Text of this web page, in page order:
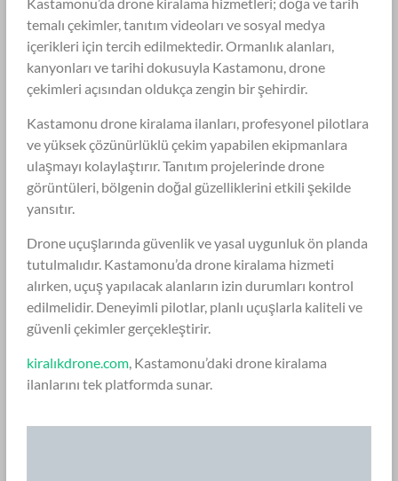
temalı çekimler, tanıtım videoları ve sosyal medya
içerikleri için tercih edilmektedir. Ormanlık alanları,
kanyonları ve tarihi dokusuyla Kastamonu, drone
çekimleri açısından oldukça zengin bir şehirdir.
Kastamonu drone kiralama ilanları, profesyonel pilotlara
ve yüksek çözünürlüklü çekim yapabilen ekipmanlara
ulaşmayı kolaylaştırır. Tanıtım projelerinde drone
görüntüleri, bölgenin doğal güzelliklerini etkili şekilde
yansıtır.
Drone uçuşlarında güvenlik ve yasal uygunluk ön planda
tutulmalıdır. Kastamonu’da drone kiralama hizmeti
alırken, uçuş yapılacak alanların izin durumları kontrol
edilmelidir. Deneyimli pilotlar, planlı uçuşlarla kaliteli ve
güvenli çekimler gerçekleştirir.
kiralıkdrone.com, Kastamonu’daki drone kiralama
ilanlarını tek platformda sunar.